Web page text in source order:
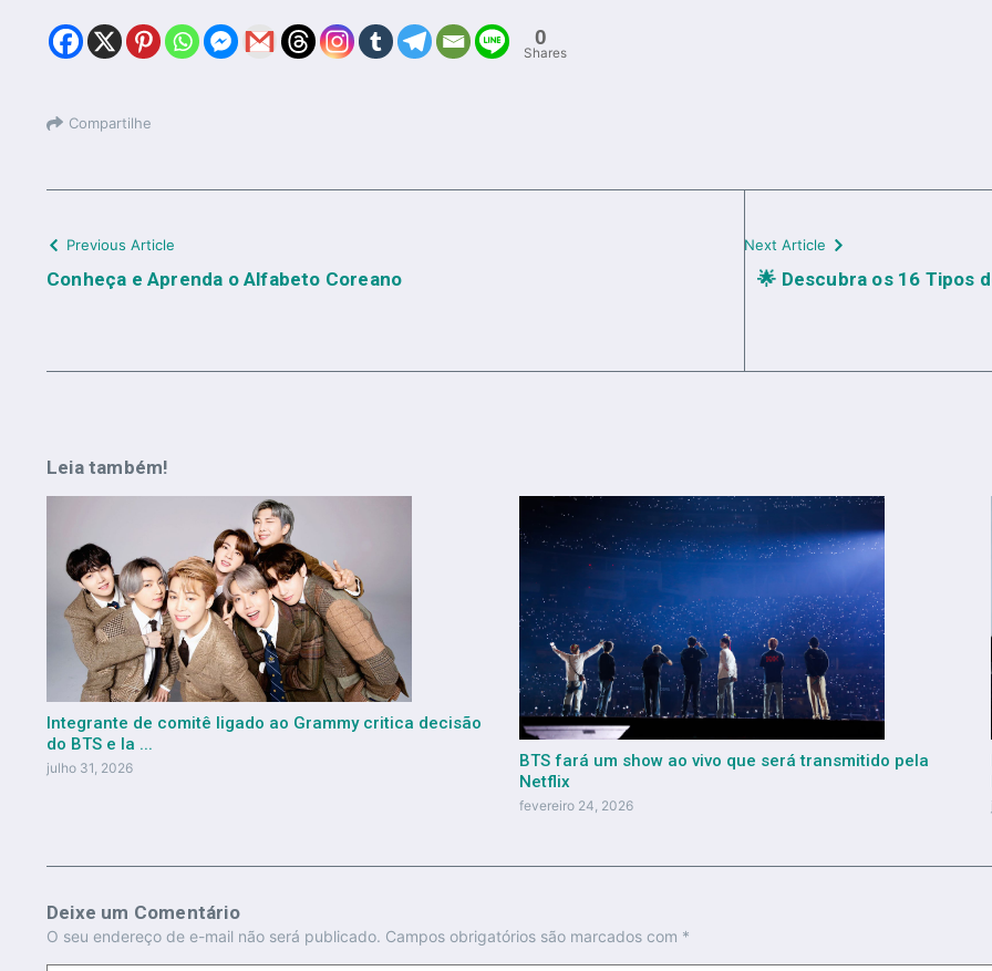
0
Shares
Compartilhe
Previous Article
Conheça e Aprenda o Alfabeto Coreano
Next Article
🌟 Descubra os 16 Tipos
Leia também!
Integrante de comitê ligado ao Grammy critica decisão
do BTS e la ...
julho 31, 2026
BTS fará um show ao vivo que será transmitido pela
Netflix
fevereiro 24, 2026
Deixe um Comentário
O seu endereço de e-mail não será publicado. Campos obrigatórios são marcados com *